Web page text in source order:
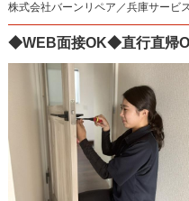
株式会社バーンリペア／兵庫サービ
◆WEB面接OK◆直行直帰